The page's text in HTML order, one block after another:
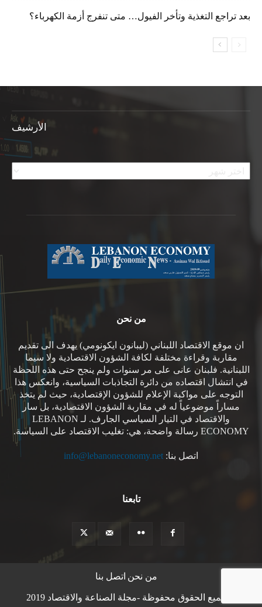
بعد تراجع التغذية وتأخر الفيول… متى تنفرج أزمة الكهرباء؟
الأرشيف
الأرشيف
من نحن
ان موقع الاقتصاد اللبناني (ليبانون ايكونومي) يهدف الى تقديم
مقاربة وقراءة مختلفة لكافة الشؤون الاقتصادية ولا سيما
اللبنانية. فلبنان عانى على مر سنوات ولم ينجح حتى هذه اللحظة
في انتشال اقتصاده من دائرة التجاذبات السياسية، وانعكس هذا
التوجه على مواكبة الإعلام للشؤون الإقتصادية، حيث لم يتخذ
مساراً موضوعياً له في مقاربة الشؤون الاقتصادية، بل سار
والاقتصاد في التيار السياسي الجارف. لـ LEBANON
ECONOMY رسالة واضحة، هي: تغليب الاقتصاد على السياسة.
اتصل بنا: info@lebanoneconomy.net
تابعنا
من نحن اتصل بنا
© جميع الحقوق محفوظة -مجلة الصناعة والاقتصاد 2019